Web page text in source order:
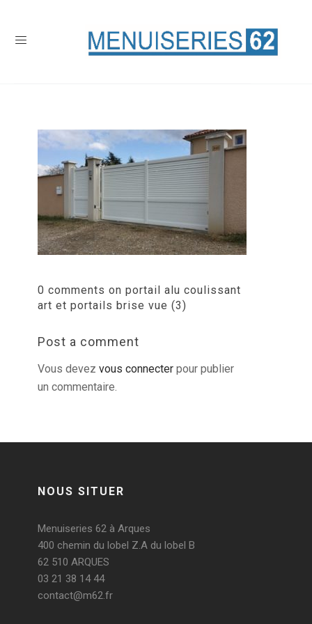
0 comments on portail alu coulissant
art et portails brise vue (3)
Post a comment
Vous devez vous connecter pour publier
un commentaire.
NOUS SITUER
Menuiseries 62 à Arques
400 chemin du lobel Z.A du lobel B
62 510 ARQUES
03 21 38 14 44
contact@m62.fr